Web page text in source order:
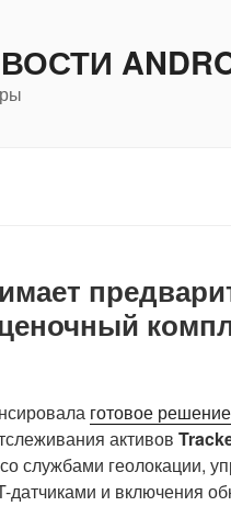
готовое
активов
со службами геолокации,
датчиками и включения